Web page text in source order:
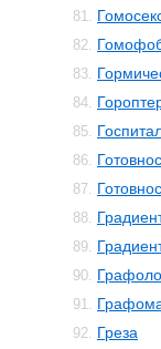
81.
82.
83.
84.
85.
86.
87.
88.
89.
90.
91.
92. Греза